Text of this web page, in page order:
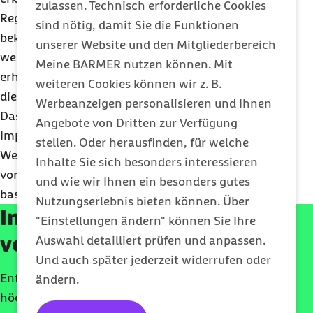
zulassen. Technisch erforderliche Cookies
sind nötig, damit Sie die Funktionen
unserer Website und den Mitgliederbereich
Meine BARMER nutzen können. Mit
weiteren Cookies können wir z. B.
Werbeanzeigen personalisieren und Ihnen
Angebote von Dritten zur Verfügung
stellen. Oder herausfinden, für welche
Inhalte Sie sich besonders interessieren
und wie wir Ihnen ein besonders gutes
Nutzungserlebnis bieten können. Über
"Einstellungen ändern" können Sie Ihre
Auswahl detailliert prüfen und anpassen.
Und auch später jederzeit widerrufen oder
ändern.
Regelwerk sollen Nutzende auch die Möglichkeit
bekommen, selbst zu entscheiden, ob und in
welchem Umfang sie Empfehlungen einer KI
erhalten möchten. Es wird also auch möglich sein,
die KI individuell abzuschalten.
Das Regelwerk und die technische
Implementierung werden parallel zur
Weiterentwicklung der Marketing Automatisierung
vorangetrieben. Bisher findet noch keine KI-
basierte Ausspielung von Inhalten statt.
Innovativ und
verantwortungsvoll
Entdecken Sie jetzt die digitale Krankenkasse mit der
höchsten Kundenzufriedenheit.